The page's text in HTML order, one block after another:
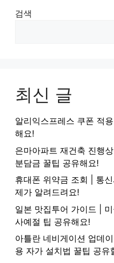
검색
최신 글
알리익스프레스 쿠폰 적
해요!
은마아파트 재건축 진행
분담금 꿀팁 공유해요!
휴대폰 위약금 조회 | 통
제가 알려드려요!
일본 맛집투어 가이드 |
사예절 팁 공유해요!
아틀란 네비게이션 업데
용 자가 설치법 꿀팁 공유